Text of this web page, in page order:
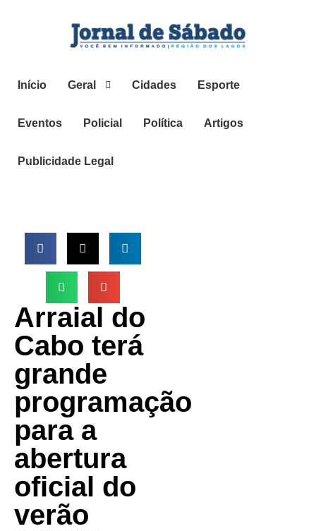
Início Geral Cidades Esporte
Eventos Policial Política Artigos
Publicidade Legal
Arraial do
Cabo terá
grande
programação
para a
abertura
oficial do
verão